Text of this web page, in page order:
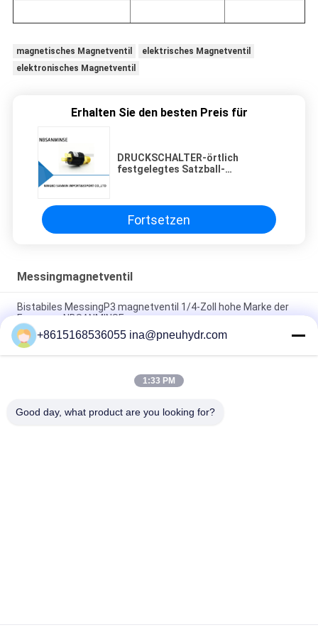
magnetisches Magnetventil
elektrisches Magnetventil
elektronisches Magnetventil
Erhalten Sie den besten Preis für
DRUCKSCHALTER-örtlich
festgelegtes Satzball-
Vielzweckfabrikkalibriert
Fortsetzen
Messingmagnetventil
Bistabiles MessingP3 magnetventil 1/4-Zoll hohe Marke der
Frequenz-NBSANMINSE
Magnetventile des Edelstahl-Z4 für Wasser-unmittelbares
Magnetventil
Schmiedete Antiexplosion Z6 Messingmagnetventil
+8615168536055 ina@pneuhydr.com
1:33 PM
Good day, what product are you looking for?